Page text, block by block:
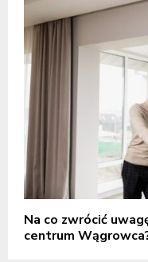
Na co zwrócić
centrum